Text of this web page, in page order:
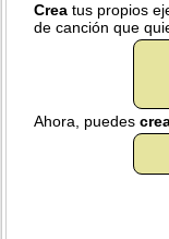
Crea tus propios
de canción que
Ahora, puedes